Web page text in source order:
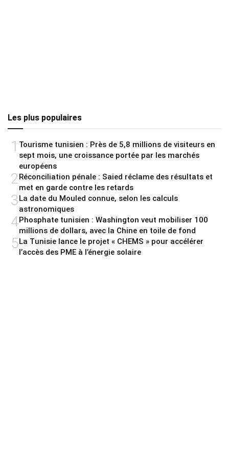
Les plus populaires
1 Tourisme tunisien : Près de 5,8 millions de visiteurs en
sept mois, une croissance portée par les marchés
européens
2 Réconciliation pénale : Saied réclame des résultats et
met en garde contre les retards
3La date du Mouled connue, selon les calculs
astronomiques
4Phosphate tunisien : Washington veut mobiliser 100
millions de dollars, avec la Chine en toile de fond
5La Tunisie lance le projet « CHEMS » pour accélérer
l’accès des PME à l’énergie solaire